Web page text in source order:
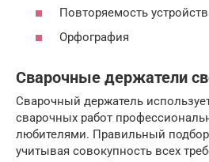
Повторяемость
Орфография
Сварочные держатели
Сварочный держатель
сварочных работ
любителями. Правильный
учитывая совокупность всех